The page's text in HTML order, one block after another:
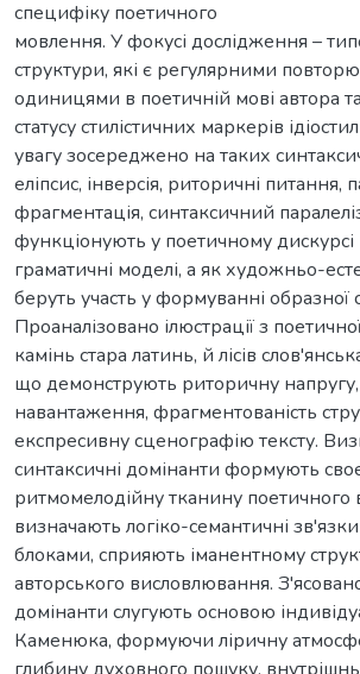
специфіку поетичного
мовлення. У фокусі дослідження –
структури, які є регулярними
одиницями в поетичній мові автора
статусу стилістичних маркерів
увагу зосереджено на таких
еліпсис, інверсія, риторичні питання,
фрагментація, синтаксичний
функціонують у поетичному
граматичні моделі, а як художньо-
беруть участь у формуванні образної
Проаналізовано ілюстрації з
камінь стара латинь, й лісів
що демонструють риторичну напругу,
навантаження, фрагментованість
експресивну сценографію тексту.
синтаксичні домінанти формують
ритмомелодійну тканину поетичного
визначають логіко-семантичні
блоками, сприяють іманентному
авторського висловлювання.
домінанти слугують основою
Каменюка, формуючи ліричну